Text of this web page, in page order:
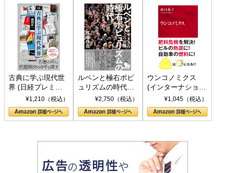
古典に学ぶ現代世
界 (日経プレミア
シリーズ)¥1,210（税込）
ルペンと極右ポピ
ュリズムの時代：
〈ヤヌス〉の二つ
の顔
¥2,750（税込）
ウンコノミクス
(インターナショナ
ル新書)¥1,045（税込）